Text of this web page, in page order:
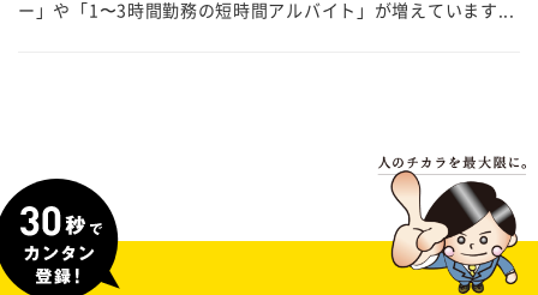
ー」や「1〜3時間勤務の短時間アルバイト」が増えています...